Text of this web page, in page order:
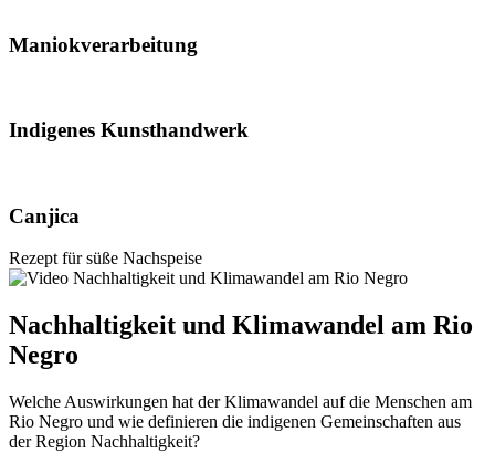
Maniokverarbeitung
Indigenes Kunsthandwerk
Canjica
Rezept für süße Nachspeise
Nachhaltigkeit und Klimawandel am Rio
Negro
Welche Auswirkungen hat der Klimawandel auf die Menschen am
Rio Negro und wie definieren die indigenen Gemeinschaften aus
der Region Nachhaltigkeit?